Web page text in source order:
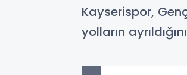
Kayserispor,
yolların